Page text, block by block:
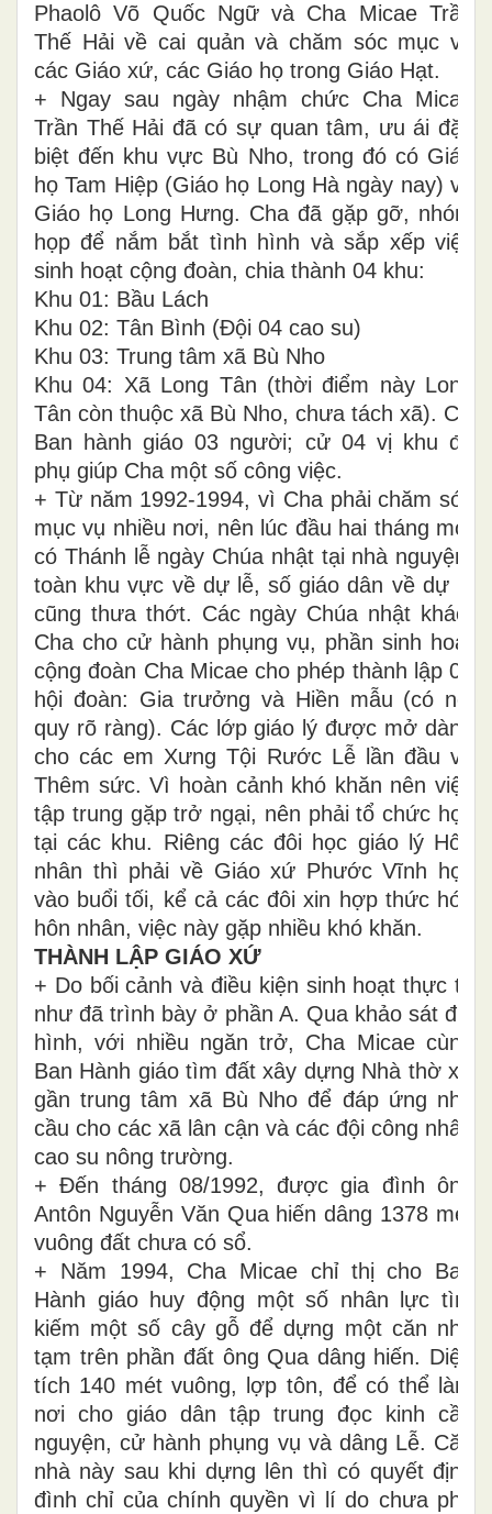
Phaolô Võ Quốc Ngữ và Cha Micae Trần
Thế Hải về cai quản và chăm sóc mục vụ
các Giáo xứ, các Giáo họ trong Giáo Hạt.
+ Ngay sau ngày nhậm chức Cha Micae
Trần Thế Hải đã có sự quan tâm, ưu ái đặc
biệt đến khu vực Bù Nho, trong đó có Giáo
họ Tam Hiệp (Giáo họ Long Hà ngày nay) và
Giáo họ Long Hưng. Cha đã gặp gỡ, nhóm
họp để nắm bắt tình hình và sắp xếp việc
sinh hoạt cộng đoàn, chia thành 04 khu:
Khu 01: Bầu Lách
Khu 02: Tân Bình (Đội 04 cao su)
Khu 03: Trung tâm xã Bù Nho
Khu 04: Xã Long Tân (thời điểm này Long
Tân còn thuộc xã Bù Nho, chưa tách xã). Cử
Ban hành giáo 03 người; cử 04 vị khu để
phụ giúp Cha một số công việc.
+ Từ năm 1992-1994, vì Cha phải chăm sóc
mục vụ nhiều nơi, nên lúc đầu hai tháng mới
có Thánh lễ ngày Chúa nhật tại nhà nguyện,
toàn khu vực về dự lễ, số giáo dân về dự lễ
cũng thưa thớt. Các ngày Chúa nhật khác,
Cha cho cử hành phụng vụ, phần sinh hoạt
cộng đoàn Cha Micae cho phép thành lập 02
hội đoàn: Gia trưởng và Hiền mẫu (có nội
quy rõ ràng). Các lớp giáo lý được mở dành
cho các em Xưng Tội Rước Lễ lần đầu và
Thêm sức. Vì hoàn cảnh khó khăn nên việc
tập trung gặp trở ngại, nên phải tổ chức học
tại các khu. Riêng các đôi học giáo lý Hôn
nhân thì phải về Giáo xứ Phước Vĩnh học
vào buổi tối, kể cả các đôi xin hợp thức hóa
hôn nhân, việc này gặp nhiều khó khăn.
THÀNH LẬP GIÁO XỨ
+ Do bối cảnh và điều kiện sinh hoạt thực tế
như đã trình bày ở phần A. Qua khảo sát địa
hình, với nhiều ngăn trở, Cha Micae cùng
Ban Hành giáo tìm đất xây dựng Nhà thờ xứ
gần trung tâm xã Bù Nho để đáp ứng nhu
cầu cho các xã lân cận và các đội công nhân
cao su nông trường.
+ Đến tháng 08/1992, được gia đình ông
Antôn Nguyễn Văn Qua hiến dâng 1378 mét
vuông đất chưa có sổ.
+ Năm 1994, Cha Micae chỉ thị cho Ban
Hành giáo huy động một số nhân lực tìm
kiếm một số cây gỗ để dựng một căn nhà
tạm trên phần đất ông Qua dâng hiến. Diện
tích 140 mét vuông, lợp tôn, để có thể làm
nơi cho giáo dân tập trung đọc kinh cầu
nguyện, cử hành phụng vụ và dâng Lễ. Căn
nhà này sau khi dựng lên thì có quyết định
đình chỉ của chính quyền vì lí do chưa phù